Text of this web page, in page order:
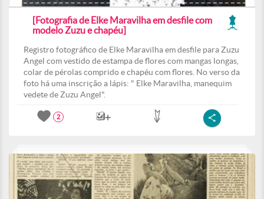
[Fotografia de Elke Maravilha em desfile com
modelo Zuzu e chapéu]
Registro fotográfico de Elke Maravilha em desfile para Zuzu
Angel com vestido de estampa de flores com mangas longas,
colar de pérolas comprido e chapéu com flores. No verso da
foto há uma inscrição a lápis: " Elke Maravilha, manequim
vedete de Zuzu Angel".
2